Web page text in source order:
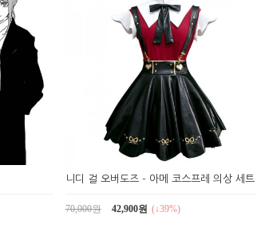
니디 걸 오버도즈 - 아메 코스프레 의상 세트
70,000원 42,900원 (↓39%)